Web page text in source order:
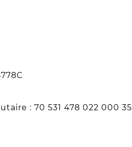
: 70 531 478 022 000 35